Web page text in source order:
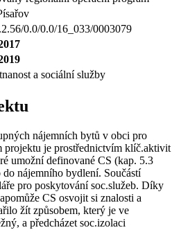
0.0/0.0/16_033/0003079
a sociální služby
nájemních bytů v obci pro
projektu je prostřednictvím klíč.aktivit
umožní definované CS (kap. 5.3
nájemního bydlení. Součástí
pro poskytování soc.služeb. Díky
CS osvojit si znalosti a
žít způsobem, který je ve
a předcházet soc.izolaci